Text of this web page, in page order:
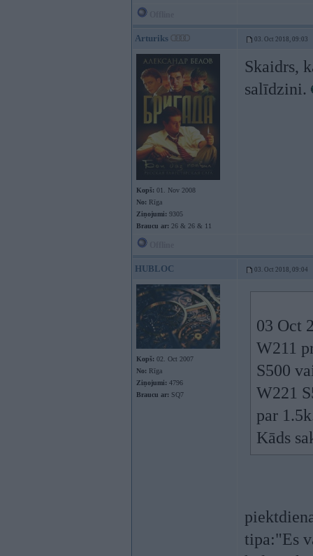
Arturiks 03. Oct 2018, 09:03
Kopš: 01. Nov 2008
No: Rīga
Ziņojumi: 9305
Braucu ar: 26 & 26 & 11
Skaidrs,
salīdzini.
HUBLOC 03. Oct 2018, 09:04
Kopš: 02. Oct 2007
No: Rīga
Ziņojumi: 4796
Braucu ar: SQ7
03 Oct
W211
S500
W221
par
Kāds
tipa:"Es